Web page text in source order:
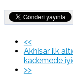
<<
Akhisar ilk
kademede
>>